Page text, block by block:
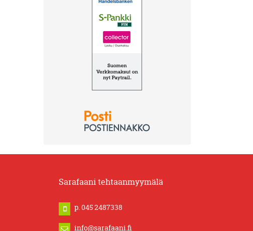
Sarafaani tehtaanmyymälä
p. 045 2487338
info@sarafaani.fi